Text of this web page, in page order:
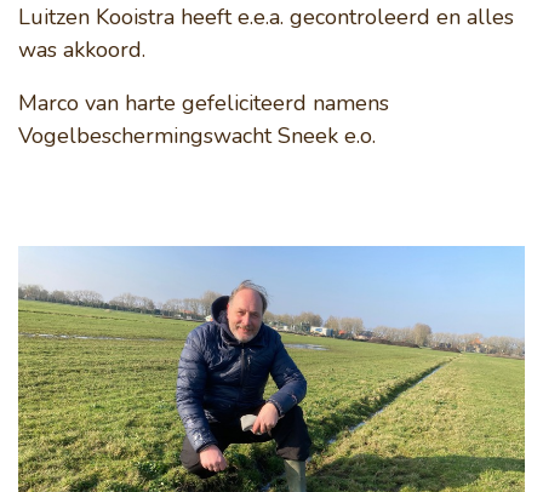
Vogelwacht
Help mee
Lid worden
Doneren
Luitzen Kooistra heeft e.e.a. gecontroleerd en alles
was akkoord.
Marco van harte gefeliciteerd namens
Vogelbeschermingswacht Sneek e.o.